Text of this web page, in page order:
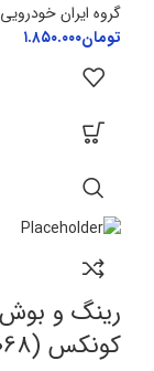
گروه ایران خودرویی
تومان۱.۸۵۰.۰۰۰
کونکس KONEKS ( 00201068)